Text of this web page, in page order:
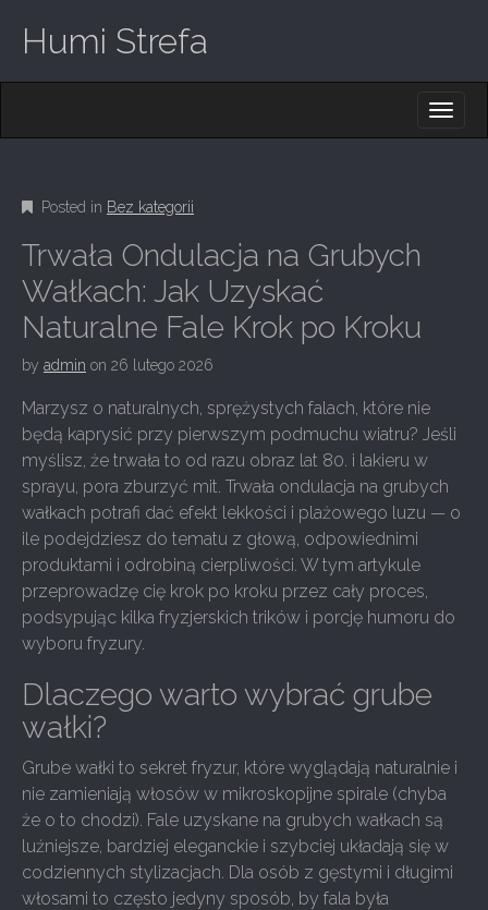
Humi Strefa
M
E
N
U
C
T
E
N
T
Posted in Bez kategorii
Trwała Ondulacja na Grubych
Wałkach: Jak Uzyskać
Naturalne Fale Krok po Kroku
by admin on 26 lutego 2026
Marzysz o naturalnych, sprężystych falach, które nie
będą kaprysić przy pierwszym podmuchu wiatru? Jeśli
myślisz, że trwała to od razu obraz lat 80. i lakieru w
sprayu, pora zburzyć mit. Trwała ondulacja na grubych
wałkach potrafi dać efekt lekkości i plażowego luzu — o
ile podejdziesz do tematu z głową, odpowiednimi
produktami i odrobiną cierpliwości. W tym artykule
przeprowadzę cię krok po kroku przez cały proces,
podsypując kilka fryzjerskich trików i porcję humoru do
wyboru fryzury.
Dlaczego warto wybrać grube
wałki?
Grube wałki to sekret fryzur, które wyglądają naturalnie i
nie zamieniają włosów w mikroskopijne spirale (chyba
że o to chodzi). Fale uzyskane na grubych wałkach są
luźniejsze, bardziej eleganckie i szybciej układają się w
codziennych stylizacjach. Dla osób z gęstymi i długimi
włosami to często jedyny sposób, by fala była